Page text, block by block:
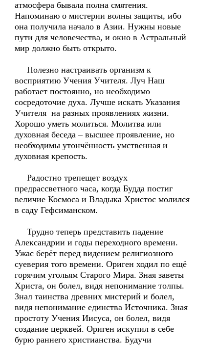
атмосфера бывала полна смятения.
Напоминаю о мистерии волны защиты, ибо
она получила начало в Азии. Нужны новые
пути для человечества, и окно в Астральный
мир должно быть открыто.
Полезно настраивать организм к
восприятию Учения Учителя. Луч Наш
работает постоянно, но необходимо
сосредоточие духа. Лучше искать Указания
Учителя на разных проявлениях жизни.
Хорошо уметь молиться. Молитва или
духовная беседа – высшее проявление, но
необходимы утончённость умственная и
духовная крепость.
Радостно трепещет воздух
предрассветного часа, когда Будда постиг
величие Космоса и Владыка Христос молился
в саду Гефсиманском.
Трудно теперь представить падение
Александрии и годы переходного времени.
Ужас берёт перед видением религиозного
суеверия того времени. Ориген ходил по ещё
горячим угольям Старого Мира. Зная заветы
Христа, он болел, видя непонимание толпы.
Знал таинства древних мистерий и болел,
видя непонимание единства Источника. Зная
простоту Учения Иисуса, он болел, видя
создание церквей. Ориген искупил в себе
бурю раннего христианства. Будучи